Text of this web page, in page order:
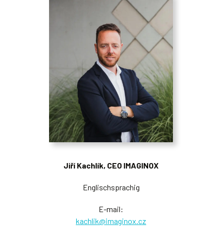
Jiří Kachlík, CEO IMAGINOX
Englischsprachig
E-mail:
kachlik@imaginox.cz